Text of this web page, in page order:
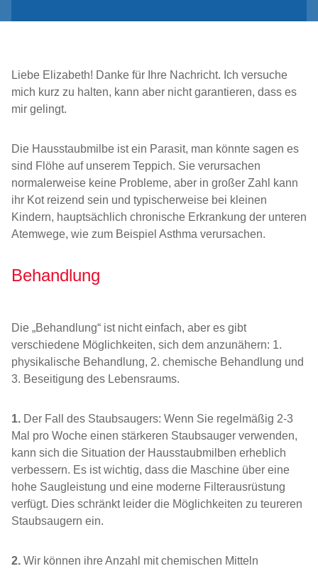
Liebe Elizabeth! Danke für Ihre Nachricht. Ich versuche
mich kurz zu halten, kann aber nicht garantieren, dass es
mir gelingt.
Die Hausstaubmilbe ist ein Parasit, man könnte sagen es
sind Flöhe auf unserem Teppich. Sie verursachen
normalerweise keine Probleme, aber in großer Zahl kann
ihr Kot reizend sein und typischerweise bei kleinen
Kindern, hauptsächlich chronische Erkrankung der unteren
Atemwege, wie zum Beispiel Asthma verursachen.
Behandlung
Die „Behandlung“ ist nicht einfach, aber es gibt
verschiedene Möglichkeiten, sich dem anzunähern: 1.
physikalische Behandlung, 2. chemische Behandlung und
3. Beseitigung des Lebensraums.
1. Der Fall des Staubsaugers: Wenn Sie regelmäßig 2-3
Mal pro Woche einen stärkeren Staubsauger verwenden,
kann sich die Situation der Hausstaubmilben erheblich
verbessern. Es ist wichtig, dass die Maschine über eine
hohe Saugleistung und eine moderne Filterausrüstung
verfügt. Dies schränkt leider die Möglichkeiten zu teureren
Staubsaugern ein.
2. Wir können ihre Anzahl mit chemischen Mitteln